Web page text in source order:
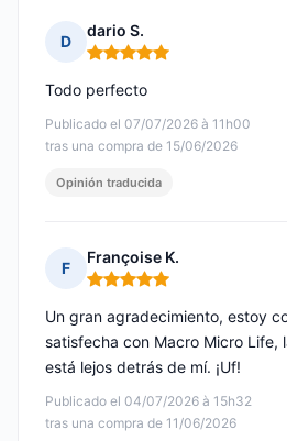
D
dario S.
Nota: 5 de 5
Publicado el 07/07/2026 à 11h00
tras una compra de 15/06/2026
Todo perfecto
Opinión traducida
F
Françoise K.
Nota: 5 de 5
Publicado el 04/07/2026 à 15h32
tras una compra de 11/06/2026
Un gran agradecimiento, estoy
satisfecha con Macro Micro Life,
está lejos detrás de mí. ¡Uf!